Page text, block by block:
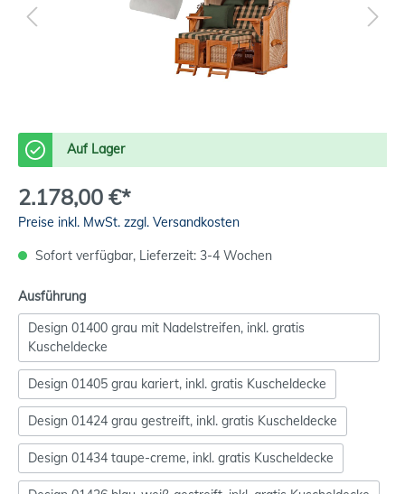
Auf Lager
2.178,00 €*
Preise inkl. MwSt. zzgl. Versandkosten
Sofort verfügbar, Lieferzeit: 3-4 Wochen
Ausführung
Design 01400 grau mit Nadelstreifen, inkl. gratis
Kuscheldecke
Design 01405 grau kariert, inkl. gratis Kuscheldecke
Design 01424 grau gestreift, inkl. gratis Kuscheldecke
Design 01434 taupe-creme, inkl. gratis Kuscheldecke